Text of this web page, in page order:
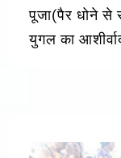
पूजा(पैर धोने से
युगल का